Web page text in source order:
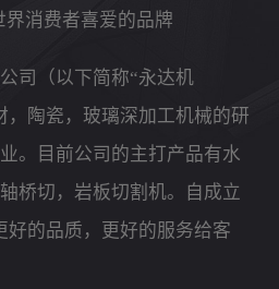
界消费者喜爱的品牌
司（以下简称“永达机
，陶瓷，玻璃深加工机械的研
。目前公司的主打产品有水
桥切，岩板切割机。自成立
好的品质，更好的服务给客